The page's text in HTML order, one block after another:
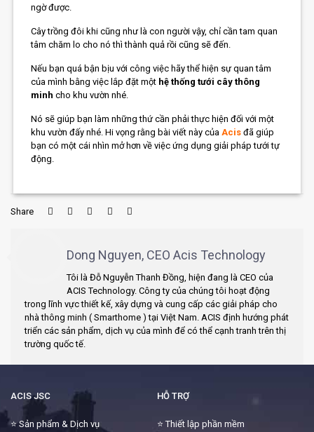
ngờ được.
Cây trồng đôi khi cũng như là con người vậy, chỉ cần tam quan
tâm chăm lo cho nó thì thành quả rồi cũng sẽ đến.
Nếu bạn quá bận bịu với công việc hãy thể hiện sự quan tâm
của mình bằng việc lắp đặt một hệ thống tưới cây thông
minh cho khu vườn nhé.
Nó sẽ giúp bạn làm những thứ cần phải thực hiện đối với một
khu vườn đấy nhé. Hi vọng rằng bài viết này của Acis đã giúp
bạn có một cái nhìn mở hơn về việc ứng dụng giải pháp tưới tự
động.
Share
Dong Nguyen, CEO Acis Technology
Tôi là Đỗ Nguyễn Thanh Đồng, hiện đang là CEO của
ACIS Technology. Công ty của chúng tôi hoạt động
trong lĩnh vực thiết kế, xây dựng và cung cấp các giải pháp cho
nhà thông minh ( Smarthome ) tại Việt Nam. ACIS định hướng phát
triển các sản phẩm, dịch vụ của mình để có thể cạnh tranh trên thị
trường quốc tế.
ACIS JSC
⭐Sản phẩm & Dịch vụ
HỖ TRỢ
⭐Thiết lập phần mềm